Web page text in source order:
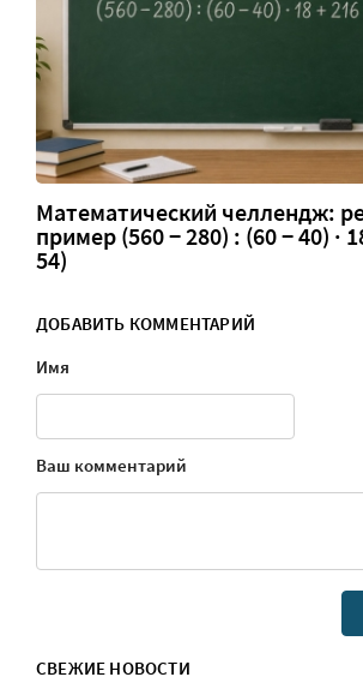
Математический челлендж:
пример (560 − 280) : (60 − 40) ·
54)
ДОБАВИТЬ КОММЕНТАРИЙ
Имя
Ваш комментарий
СВЕЖИЕ НОВОСТИ